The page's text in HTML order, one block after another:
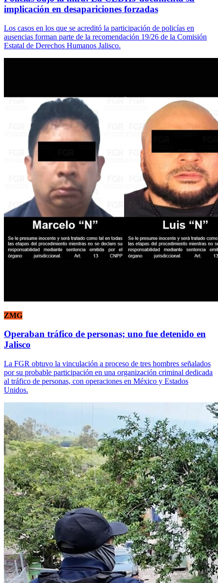
implicación en desapariciones forzadas
Los casos en los que se acreditó la participación de policías en
ausencias forman parte de la recomendación 19/26 de la Comisión
Estatal de Derechos Humanos Jalisco.
ZMG
Operaban tráfico de personas; uno fue detenido en
Jalisco
La FGR obtuvo la vinculación a proceso de tres hombres señalados
por su probable participación en una organización criminal dedicada
al tráfico de personas, con operaciones en México y Estados
Unidos.